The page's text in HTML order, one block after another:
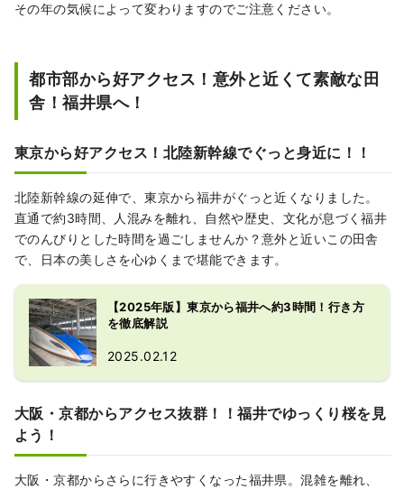
その年の気候によって変わりますのでご注意ください。
都市部から好アクセス！意外と近くて素敵な田
舎！福井県へ！
東京から好アクセス！北陸新幹線でぐっと身近に！！
北陸新幹線の延伸で、東京から福井がぐっと近くなりました。
直通で約3時間、人混みを離れ、自然や歴史、文化が息づく福井
でのんびりとした時間を過ごしませんか？意外と近いこの田舎
で、日本の美しさを心ゆくまで堪能できます。
【2025年版】東京から福井へ約3時間！行き方
を徹底解説
2025.02.12
大阪・京都からアクセス抜群！！福井でゆっくり桜を見
よう！
大阪・京都からさらに行きやすくなった福井県。混雑を離れ、